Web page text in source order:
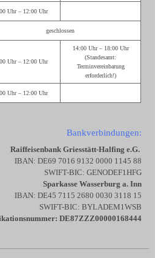
Uhr – 12:00 Uhr
geschlossen
Uhr – 12:00 Uhr
14:00 Uhr – 18:00 Uhr
(Standesamt:
Terminvereinbarung
erforderlich!)
Uhr – 12:00 Uhr
Bankverbindungen:
Raiffeisenbank Griesstätt-Halfing e.G.
IBAN: DE69 7016 9132 0000 1145 88
SWIFT-BIC: GENODEF1HFG
Sparkasse Wasserburg a. Inn
IBAN: DE45 7115 2680 0030 3118 15
SWIFT-BIC: BYLADEM1WSB
DE87ZZZ00000168444